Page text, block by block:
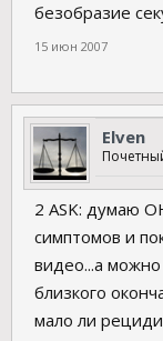
безобразие
15 июн 2007
Elven
2 ASK: думаю
симптомов и
видео...а
близкого
мало ли